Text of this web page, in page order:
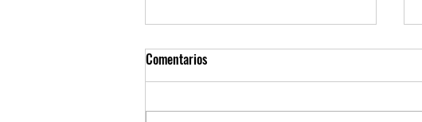
Comentarios